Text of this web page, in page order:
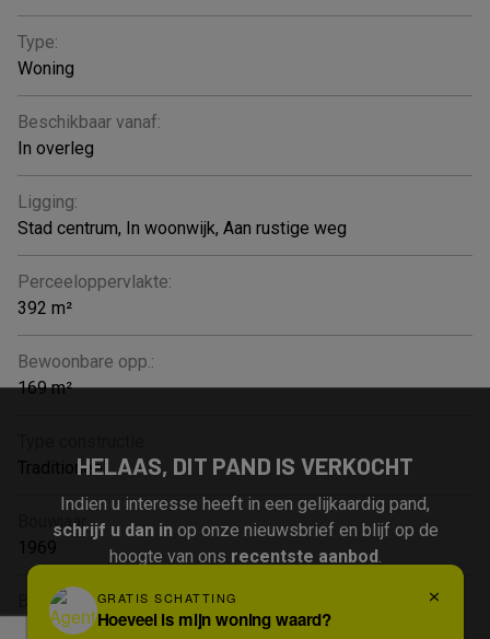
HELAAS, DIT PAND IS VERKOCHT
Indien u interesse heeft in een gelijkaardig pand,
schrijf u dan inop onze nieuwsbrief en blijf op de
hoogte van ons recentste aanbod .
Type:
Woning
Beschikbaar vanaf:
In overleg
Ligging:
Stad centrum, In woonwijk, Aan rustige weg
Perceeloppervlakte:
392 m²
Bewoonbare opp.:
169 m²
Traditioneel
Bouwjaar:
1969
Bouwlagen: